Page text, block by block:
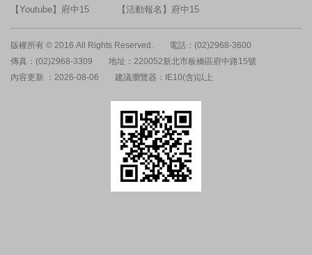
【Youtube】府中15
【活動報名】府中15
版權所有 © 2016 All Rights Reserved.
電話：(02)2968-3600
傳真：(02)2968-3309
地址：220052新北市板橋區府中路15號
內容更新 ：2026-08-06
建議瀏覽器：IE10(含)以上